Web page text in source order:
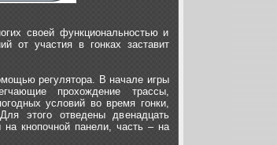
своей функциональностью и
от участия в гонках заставит
регулятора. В начале игры
прохождение трассы,
условий во время гонки,
этого отведены двенадцать
кнопочной панели, часть – на